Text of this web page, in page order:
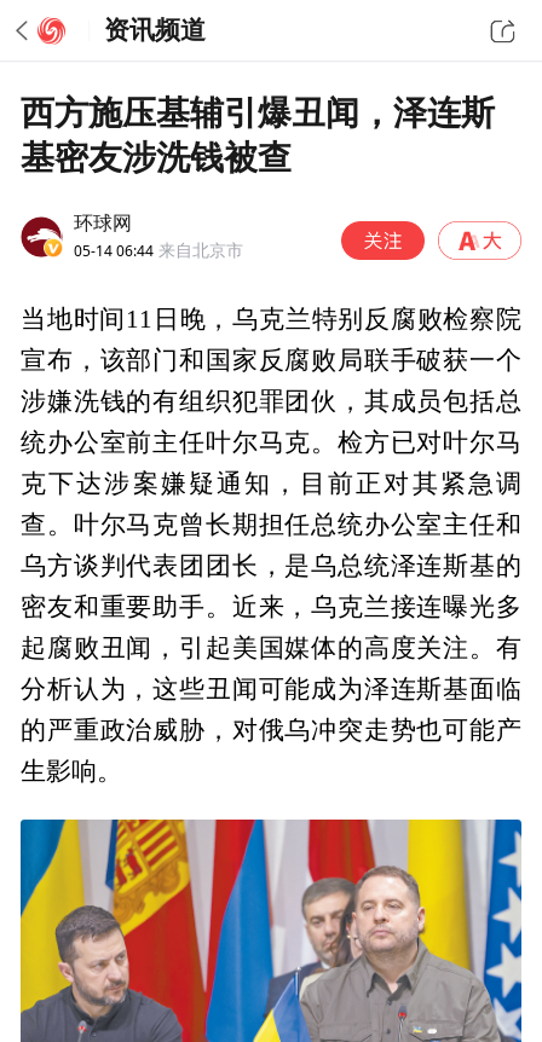
资讯频道
西方施压基辅引爆丑闻，泽连斯
基密友涉洗钱被查
环球网
05-14 06:44 来自北京市
当地时间11日晚，乌克兰特别反腐败检察院
宣布，该部门和国家反腐败局联手破获一个
涉嫌洗钱的有组织犯罪团伙，其成员包括总
统办公室前主任叶尔马克。检方已对叶尔马
克下达涉案嫌疑通知，目前正对其紧急调
查。叶尔马克曾长期担任总统办公室主任和
乌方谈判代表团团长，是乌总统泽连斯基的
密友和重要助手。近来，乌克兰接连曝光多
起腐败丑闻，引起美国媒体的高度关注。有
分析认为，这些丑闻可能成为泽连斯基面临
的严重政治威胁，对俄乌冲突走势也可能产
生影响。